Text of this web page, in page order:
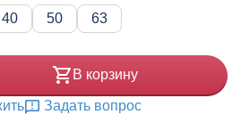
40 50 63
В корзину
Задать вопрос